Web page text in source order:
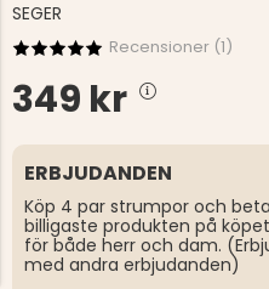
SEGER
Recensioner (1)
349 kr
ERBJUDANDEN
Köp 4 par strumpor och
billigaste produkten på
för både herr och dam.
med andra erbjudanden)